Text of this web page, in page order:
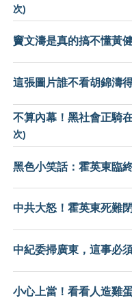
次)
竇文濤是真的搞不懂黃
這張圖片誰不看胡錦濤
不算內幕！黑社會正騎
次)
黑色小笑話：霍英東臨
中共大怒！霍英東死難
中紀委掃廣東，這事必
小心上當！看看人造雞